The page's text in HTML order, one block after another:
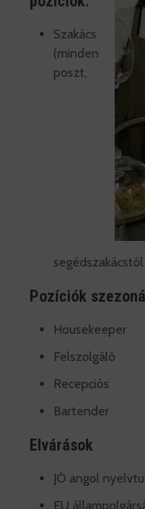
Szakács
(minden
poszt,
Pozíciók
Housekeeper
Felszolgáló
Recepciós
Bartender
Elvárások
JÓ angol
EU